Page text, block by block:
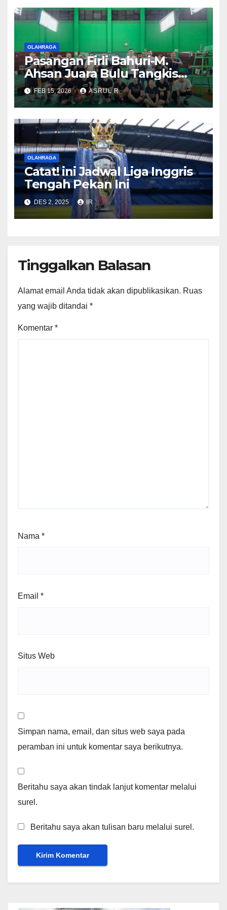
OLAHRAGA
Pasangan Firli Bahuri-M.
Ahsan Juara Bulu Tangkis
Piala Gong Xi Fa Chai 2026
FEB 15, 2026 ASRUL R
OLAHRAGA
Catat! ini Jadwal Liga Inggris
Tengah Pekan Ini
DES 2, 2025 IR
Tinggalkan Balasan
Alamat email Anda tidak akan dipublikasikan. Ruas
yang wajib ditandai *
Komentar *
Nama *
Email *
Situs Web
Simpan nama, email, dan situs web saya pada
peramban ini untuk komentar saya berikutnya.
Beritahu saya akan tindak lanjut komentar melalui
surel.
Beritahu saya akan tulisan baru melalui surel.